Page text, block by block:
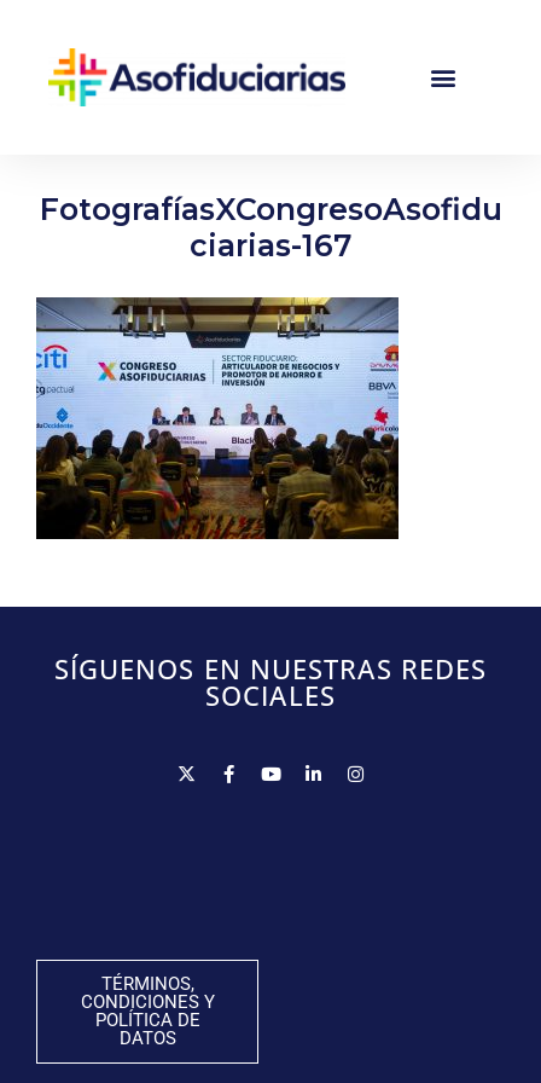
FotografíasXCongresoAsofidu
ciarias-167
SÍGUENOS EN NUESTRAS REDES
SOCIALES
TÉRMINOS,
CONDICIONES Y
POLÍTICA DE
DATOS